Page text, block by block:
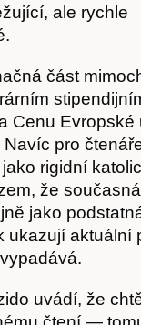
Kontakt
ale rychle
část
Cenu Evropské
Navíc pro
rigidní
že
jako
ukazují
uvádí, že